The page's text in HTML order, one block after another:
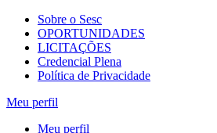
Sobre o Sesc
OPORTUNIDADES
LICITAÇÕES
Credencial Plena
Política de Privacidade
Meu perfil
Meu perfil